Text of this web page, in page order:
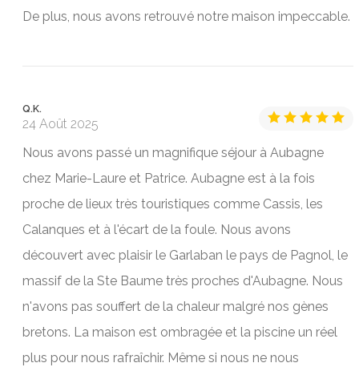
De plus, nous avons retrouvé notre maison impeccable.
Q.K.
24 Août 2025
Nous avons passé un magnifique séjour à Aubagne
chez Marie-Laure et Patrice. Aubagne est à la fois
proche de lieux très touristiques comme Cassis, les
Calanques et à l'écart de la foule. Nous avons
découvert avec plaisir le Garlaban le pays de Pagnol, le
massif de la Ste Baume très proches d'Aubagne. Nous
n'avons pas souffert de la chaleur malgré nos gènes
bretons. La maison est ombragée et la piscine un réel
plus pour nous rafraîchir. Même si nous ne nous